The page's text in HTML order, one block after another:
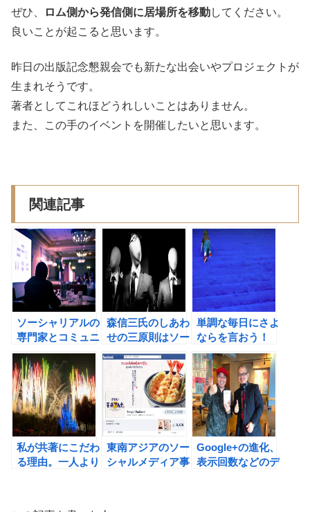
ぜひ、
ロム側から発信側に居場所を移動してください。
良いことが起こると思います。
昨日の出版記念懇親会でも新たな出会いやプロジェクトが
生まれそうです。
著者としてこれほどうれしいことはありません。
また、この手のイベントを開催したいと思います。
関連記事
ソーシャリアルの
専門家とコミュニ
ティを作ろう！ #
ソーシャルメディ
ア
森信三氏のしあわ
せの三原則はソー
シャルメディア時
代に活用でき
る！ ＃ソーシャ
ルメディア ＃習
慣化
単調な毎日にさよ
ならを言おう！
＃ソーシャルメデ
ィア
私が共著にこだわ
る理由。一人より
東南アジアのソー
シャルメディア事
Google+の進化、
表示回数などのデ